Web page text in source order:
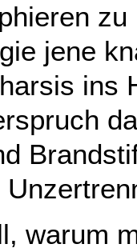
jene
ins
warum